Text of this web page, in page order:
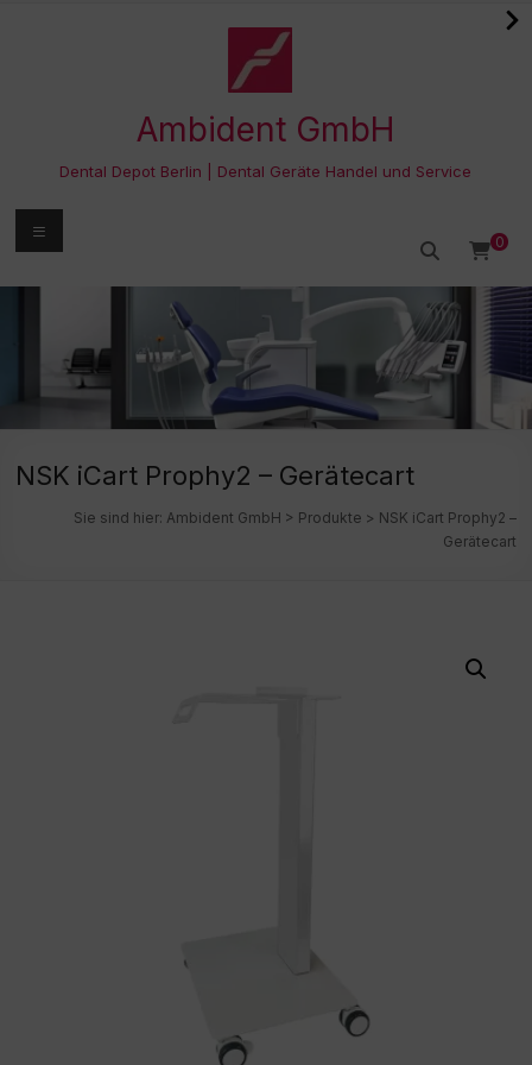
Ambident GmbH
Dental Depot Berlin | Dental Geräte Handel und Service
0
Menü
NSK iCart Prophy2 – Gerätecart
Sie sind hier: Ambident GmbH > Produkte > NSK iCart Prophy2 –
Gerätecart